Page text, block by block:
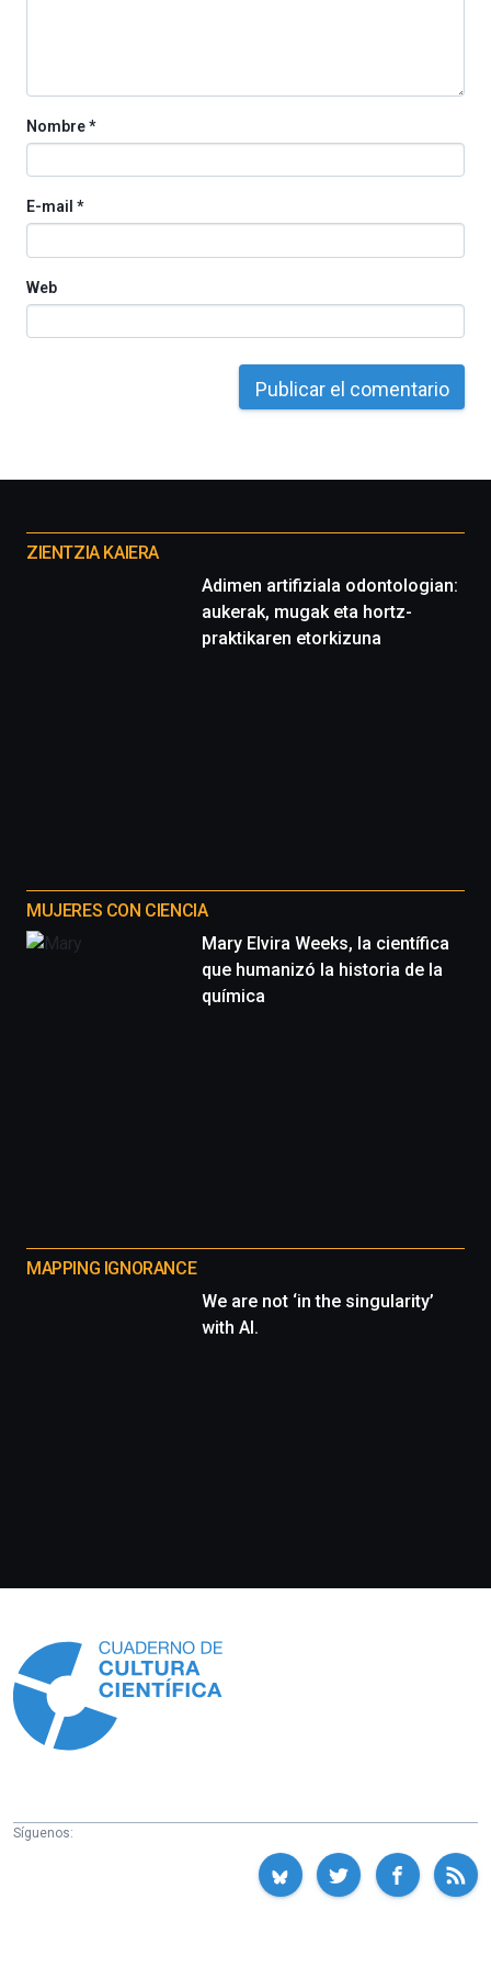
Nombre*
E-mail *
Web
proyectos
ZIENTZIA KAIERA
Adimen artifiziala odontologian:
aukerak, mugak eta hortz-
praktikaren etorkizuna
MUJERES CON CIENCIA
Mary Elvira Weeks, la científica
que humanizó la historia de la
química
MAPPING IGNORANCE
We are not ‘in the singularity’
with AI.
Síguenos: